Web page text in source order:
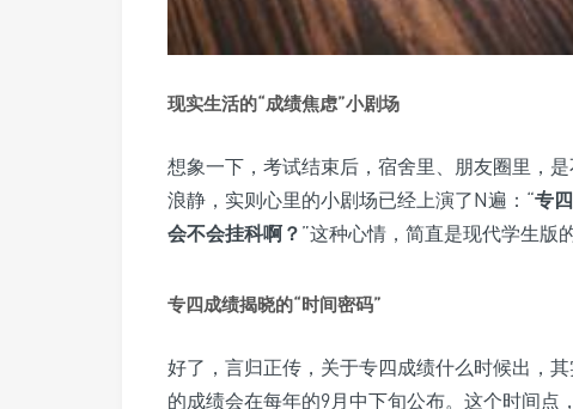
现实生活的“成绩焦虑”小剧场
想象一下，考试结束后，宿舍里、朋友圈里，
浪静，实则心里的小剧场已经上演了N遍：“专
会不会挂科啊？ ”这种心情，简直是现代学生版
专四成绩揭晓的“时间密码”
好了，言归正传，关于专四成绩什么时候出，
的成绩会在每年的9月中下旬公布。这个时间点